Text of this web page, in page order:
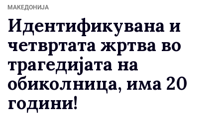
МАКЕДОНИЈА
Идентификувана и
четвртата жртва во
трагедијата на
обиколница, има 20
години!